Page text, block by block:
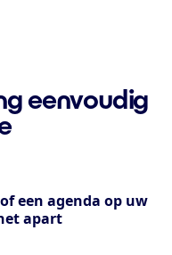
eenvoudig
een agenda op uw
apart